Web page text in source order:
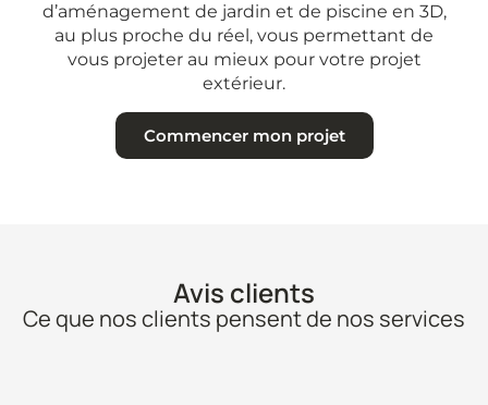
d’aménagement de jardin et de piscine en 3D,
au plus proche du réel, vous permettant de
vous projeter au mieux pour votre projet
extérieur.
Commencer mon projet
Avis clients
Ce que nos clients pensent de nos services